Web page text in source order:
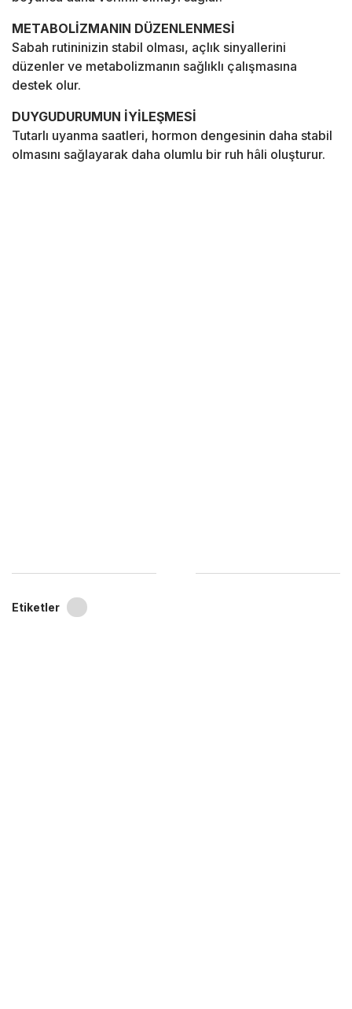
METABOLİZMANIN DÜZENLENMESİ
Sabah rutininizin stabil olması, açlık sinyallerini
düzenler ve metabolizmanın sağlıklı çalışmasına
destek olur.
DUYGUDURUMUN İYİLEŞMESİ
Tutarlı uyanma saatleri, hormon dengesinin daha stabil
olmasını sağlayarak daha olumlu bir ruh hâli oluşturur.
Etiketler